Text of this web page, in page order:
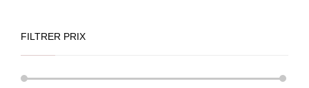
FILTRER PRIX